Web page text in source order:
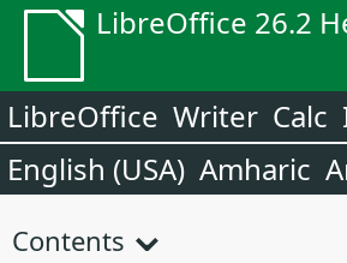
LibreOffice 26.2
LibreOffice Writer Calc
English (USA) Amharic
Contents